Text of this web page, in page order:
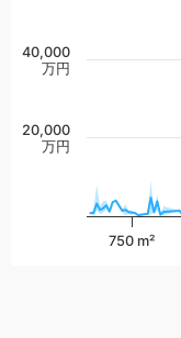
750 m²
20,000
万円
40,000
万円